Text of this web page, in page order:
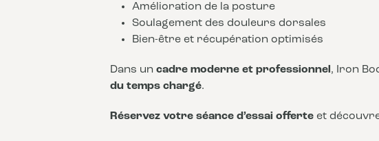
Amélioration de la posture
Soulagement des douleurs dorsales
Bien-être et récupération optimisés
Dans un cadre moderne et professionnel , Iron
du temps chargé.
Réservez votre séance d’essai offerte et